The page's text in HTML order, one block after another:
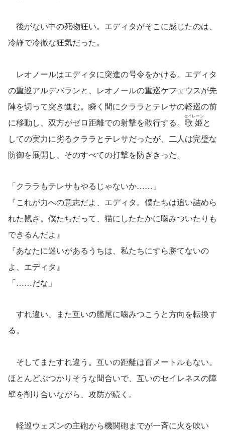
後がない中の死物狂い。エディタがそこに感じたのは、
冷静で冷徹な狂気だった。
レオノールはエディタに突進の号令をかける。エディタ
の重巡アルデバランと、レオノールの重巡ケフェウスが先
陣を切って突き進む。瞬く間にクララとテレサの軽巡の前
に移動し、双方がゼロ距離での射撃を敢行する。 歌姫
セイレーン
と
しての実力に劣るクララとテレサだったが、二人は完璧な
防御を展開し、そのすべての打撃を防ぎきった。
「クララもテレサもやるじゃないか……」
『これが力への意志だよ、エディタ。僕たちは追い詰めら
れた鼠さ。僕たちだって、猫にしたたかに噛みついたりも
できるんだよ』
『あなたに迷いがあるうちは、私たちにすら勝てないの
よ、エディタ』
「……だな」
すれ違い、また互いの艦尾に噛みつこうと方向を転換す
る。
そしてまたすれ違う。互いの距離は百メートルもない。
ほとんどぶつかりそうな間合いで、互いのセイレネスの障
壁を削り合いながら、攻防が続く。
軽巡ウェズンの主砲から機関砲までが一斉に火を吹い